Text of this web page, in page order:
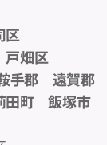
畑区
郡 遠賀郡
町 飯塚市